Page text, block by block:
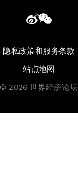
隐私政策和服务条款
站点地图
© 2026 世界经济论坛